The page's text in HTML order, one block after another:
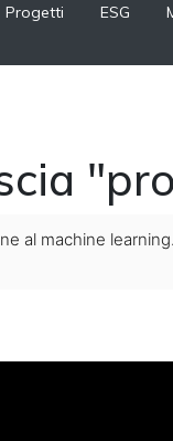
Progetti ESG
al machine